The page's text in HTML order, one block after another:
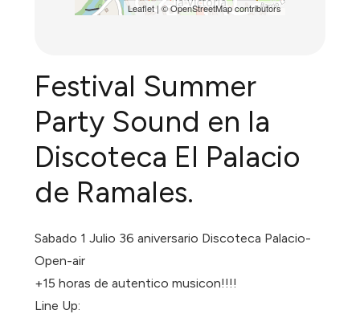
Leaflet| ©OpenStreetMapcontributors
Festival Summer
Party Sound en la
Discoteca El Palacio
de Ramales.
Sabado 1 Julio 36 aniversario Discoteca Palacio-
Open-air
+15 horas de autentico musicon!!!!
Line Up: